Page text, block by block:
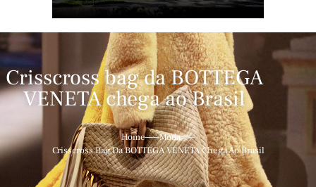
Crisscross bag da BOTTEGA
VENETA chega ao Brasil
Home
Moda
Crisscross Bag Da BOTTEGA VENETA Chega Ao Brasil